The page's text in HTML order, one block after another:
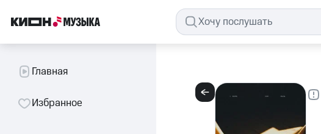
Главная
Избранное